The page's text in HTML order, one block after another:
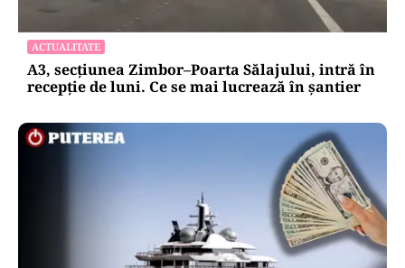
ACTUALITATE
A3, secțiunea Zimbor–Poarta Sălajului, intră în
recepție de luni. Ce se mai lucrează în șantier